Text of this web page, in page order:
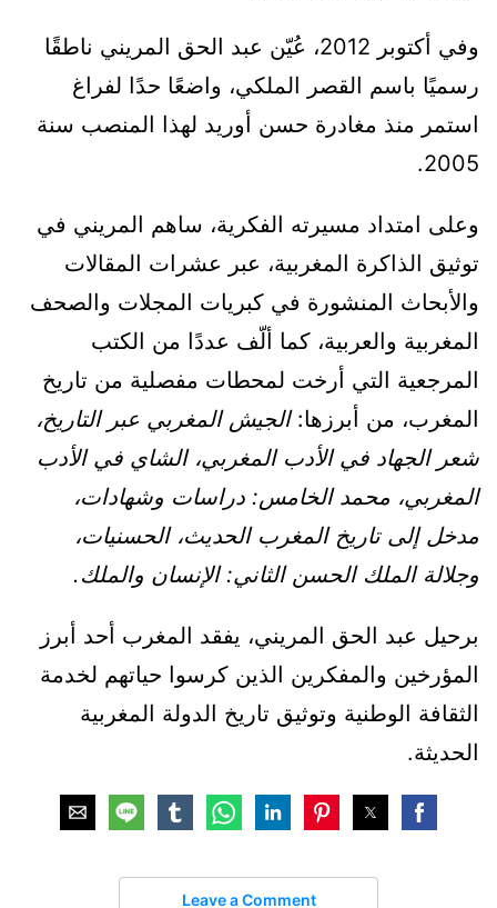
وفي أكتوبر 2012، عُيّن عبد الحق المريني ناطقًا
رسميًا باسم القصر الملكي، واضعًا حدًا لفراغ
استمر منذ مغادرة حسن أوريد لهذا المنصب سنة
2005.
وعلى امتداد مسيرته الفكرية، ساهم المريني في
توثيق الذاكرة المغربية، عبر عشرات المقالات
والأبحاث المنشورة في كبريات المجلات والصحف
المغربية والعربية، كما ألّف عددًا من الكتب
المرجعية التي أرخت لمحطات مفصلية من تاريخ
المغرب، من أبرزها:الجيش المغربي عبر التاريخ،
شعر الجهاد في الأدب المغربي، الشاي في الأدب
المغربي، محمد الخامس: دراسات وشهادات،
مدخل إلى تاريخ المغرب الحديث، الحسنيات،
وجلالة الملك الحسن الثاني: الإنسان والملك.
برحيل عبد الحق المريني، يفقد المغرب أحد أبرز
المؤرخين والمفكرين الذين كرسوا حياتهم لخدمة
الثقافة الوطنية وتوثيق تاريخ الدولة المغربية
الحديثة.
Leave a Comment